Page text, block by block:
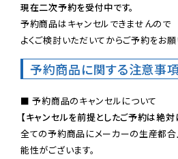
現在二次予約を受付中です。
予約商品はキャンセルできませんので
よくご検討いただいてからご予約をお願
予約商品に関する注意事
【キャンセルを前提としたご予約は絶対
全ての予約商品にメーカーの生産都合
能性がございます。